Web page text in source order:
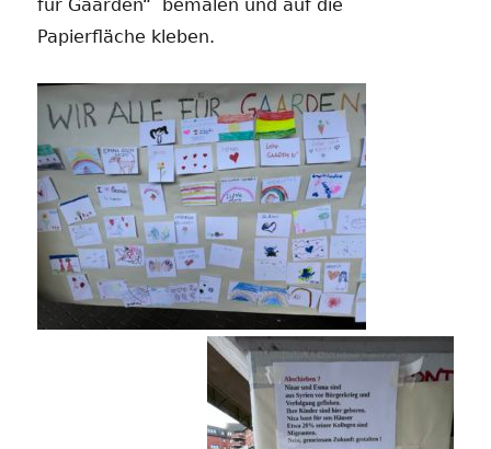
für Gaarden“ bemalen und auf die
Papierfläche kleben.